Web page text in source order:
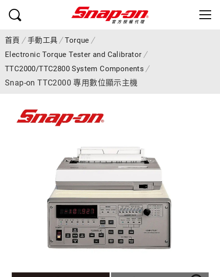
首頁 手動工具
Torque
Electronic Torque Tester and Calibrator
TTC2000/TTC2800 System Components
Snap-on TTC2000 專用數位顯示主機